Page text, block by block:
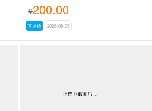
¥200.00
可退换 2026-08-05